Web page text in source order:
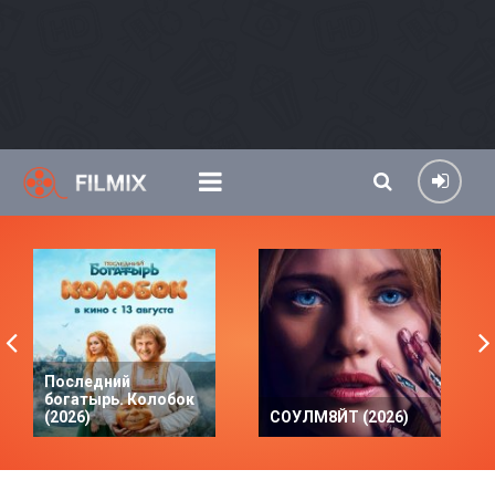
Последний
богатырь. Колобок
(2026)
СОУЛМ8ЙТ (2026)